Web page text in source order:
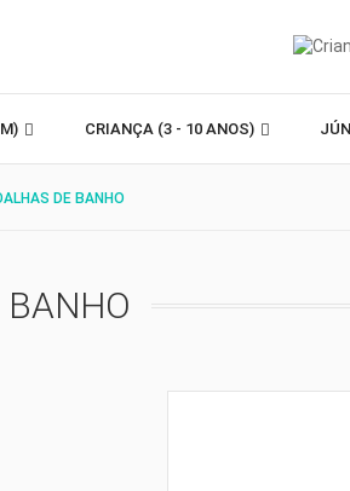
CRIANÇA (3 - 10 ANOS)
DE BANHO